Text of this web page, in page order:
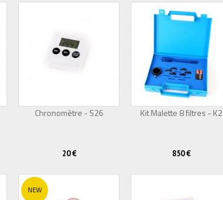
Chronomètre - S26
20 €
Kit Malette 8 filtres - K2
850 €
NEW